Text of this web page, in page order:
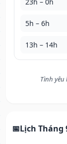
5h – 6h
13h – 14h
Tình
Lịch Tháng